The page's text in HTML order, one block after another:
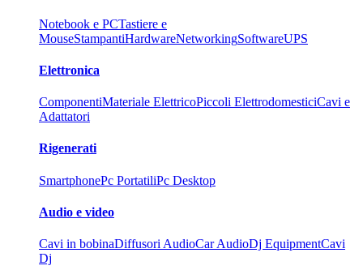
Notebook e PCTastiere e
MouseStampantiHardwareNetworkingSoftwareUPS
Elettronica
ComponentiMateriale ElettricoPiccoli ElettrodomesticiCavi e
Adattatori
Rigenerati
SmartphonePc PortatiliPc Desktop
Audio e video
Cavi in bobinaDiffusori AudioCar AudioDj EquipmentCavi
Dj